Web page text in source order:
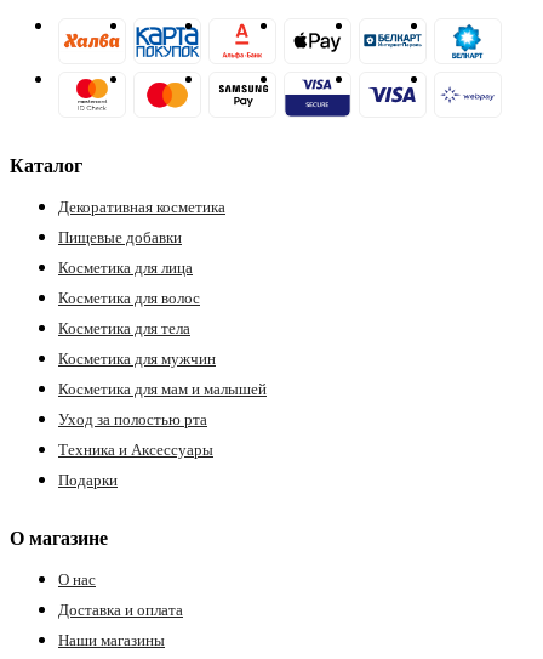
Каталог
Декоративная косметика
Пищевые добавки
Косметика для лица
Косметика для волос
Косметика для тела
Косметика для мужчин
Косметика для мам и малышей
Уход за полостью рта
Техника и Аксессуары
Подарки
О магазине
О нас
Доставка и оплата
Наши магазины